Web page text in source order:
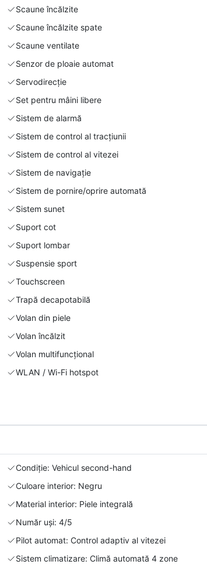
Scaune încălzite
Scaune încălzite spate
Scaune ventilate
Senzor de ploaie automat
Servodirecție
Set pentru mâini libere
Sistem de alarmă
Sistem de control al tracțiunii
Sistem de control al vitezei
Sistem de navigație
Sistem de pornire/oprire automată
Sistem sunet
Suport cot
Suport lombar
Suspensie sport
Touchscreen
Trapă decapotabilă
Volan din piele
Volan încălzit
Volan multifuncțional
WLAN / Wi-Fi hotspot
Condiție: Vehicul second-hand
Culoare interior: Negru
Material interior: Piele integrală
Număr uși: 4/5
Pilot automat: Control adaptiv al vitezei
Sistem climatizare: Climă automată 4 zone